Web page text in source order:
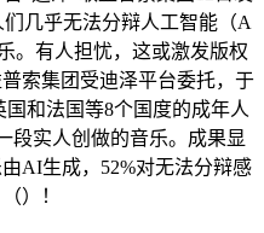
几乎无法分辩人工智能（A
。有人担忧，这或激发版权
索集团受迪泽平台委托，于
国和法国等8个国度的成年人
段实人创做的音乐。成果显
AI生成，52%对无法分辩感
）！